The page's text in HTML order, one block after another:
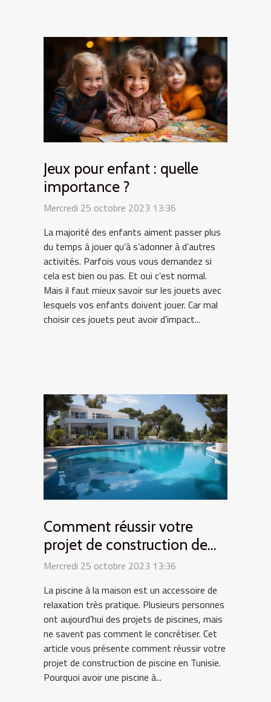
Jeux pour enfant : quelle
importance ?
Mercredi 25 octobre 2023 13:36
La majorité des enfants aiment passer plus
du temps à jouer qu’à s’adonner à d’autres
activités. Parfois vous vous demandez si
cela est bien ou pas. Et oui c’est normal.
Mais il faut mieux savoir sur les jouets avec
lesquels vos enfants doivent jouer. Car mal
choisir ces jouets peut avoir d’impact...
Comment réussir votre
projet de construction de
piscine en Tunisie ?
Mercredi 25 octobre 2023 13:36
La piscine à la maison est un accessoire de
relaxation très pratique. Plusieurs personnes
ont aujourd’hui des projets de piscines, mais
ne savent pas comment le concrétiser. Cet
article vous présente comment réussir votre
projet de construction de piscine en Tunisie.
Pourquoi avoir une piscine à...